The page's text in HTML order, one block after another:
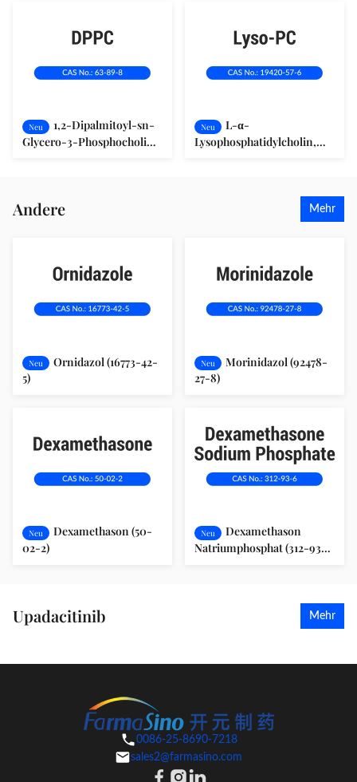
Neu
1,2-Dipalmitoyl-sn-
Glycero-3-Phosphocholin
Neu
L-α-
Lysophosphatidylcholin,
Andere Mehr
Neu
Ornidazol (16773-42-
5)
Neu
Morinidazol (92478-
27-8)
Neu
Dexamethason (50-
02-2)
Neu
Dexamethason
Natriumphosphat (312-93-
Upadacitinib Mehr
0086-25-8690-7218
sales2@farmasino.com